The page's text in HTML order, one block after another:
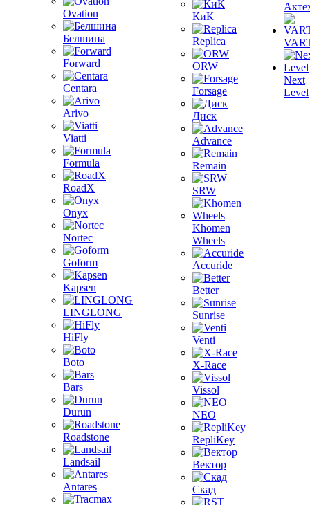
Ovation
Белшина
Forward
Centara
Arivo
Viatti
Formula
RoadX
Onyx
Nortec
Goform
Kapsen
LINGLONG
HiFly
Boto
Bars
Durun
Roadstone
Landsail
Antares
КиК
Replica
ORW
Forsage
Диск
Advance
Remain
SRW
Khomen
Wheels
Accuride
Better
Sunrise
Venti
X-Race
Vissol
NEO
RepliKey
Вектор
Скад
Next
Level